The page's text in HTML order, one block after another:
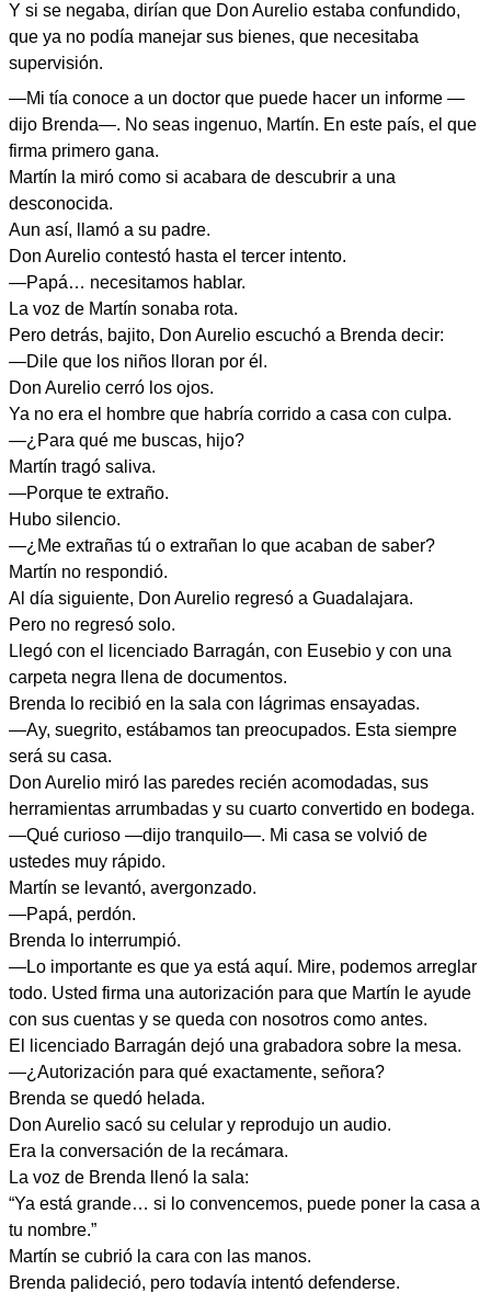
Y si se negaba, dirían que Don Aurelio estaba confundido,
que ya no podía manejar sus bienes, que necesitaba
supervisión.
—Mi tía conoce a un doctor que puede hacer un informe —
dijo Brenda—. No seas ingenuo, Martín. En este país, el que
firma primero gana.
Martín la miró como si acabara de descubrir a una
desconocida.
Aun así, llamó a su padre.
Don Aurelio contestó hasta el tercer intento.
—Papá… necesitamos hablar.
La voz de Martín sonaba rota.
Pero detrás, bajito, Don Aurelio escuchó a Brenda decir:
—Dile que los niños lloran por él.
Don Aurelio cerró los ojos.
Ya no era el hombre que habría corrido a casa con culpa.
—¿Para qué me buscas, hijo?
Martín tragó saliva.
—Porque te extraño.
Hubo silencio.
—¿Me extrañas tú o extrañan lo que acaban de saber?
Martín no respondió.
Al día siguiente, Don Aurelio regresó a Guadalajara.
Pero no regresó solo.
Llegó con el licenciado Barragán, con Eusebio y con una
carpeta negra llena de documentos.
Brenda lo recibió en la sala con lágrimas ensayadas.
—Ay, suegrito, estábamos tan preocupados. Esta siempre
será su casa.
Don Aurelio miró las paredes recién acomodadas, sus
herramientas arrumbadas y su cuarto convertido en bodega.
—Qué curioso —dijo tranquilo—. Mi casa se volvió de
ustedes muy rápido.
Martín se levantó, avergonzado.
—Papá, perdón.
Brenda lo interrumpió.
—Lo importante es que ya está aquí. Mire, podemos arreglar
todo. Usted firma una autorización para que Martín le ayude
con sus cuentas y se queda con nosotros como antes.
El licenciado Barragán dejó una grabadora sobre la mesa.
—¿Autorización para qué exactamente, señora?
Brenda se quedó helada.
Don Aurelio sacó su celular y reprodujo un audio.
Era la conversación de la recámara.
La voz de Brenda llenó la sala:
“Ya está grande… si lo convencemos, puede poner la casa a
tu nombre.”
Martín se cubrió la cara con las manos.
Brenda palideció, pero todavía intentó defenderse.